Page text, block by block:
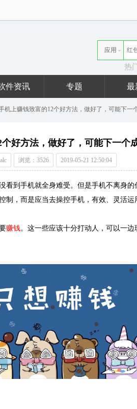
应用
热
件资讯 专题 最
机上赚钱致富的12个好方法，做好了，可能下一
好方法，做好了，可能下一个
浏览：3526 2019-05-21 12:50:04
看到手机就全身难受。但是手机不离身的
制，而是应当去操控手机，有效、灵活运
赚钱。这一些应该十分打动人，可以一